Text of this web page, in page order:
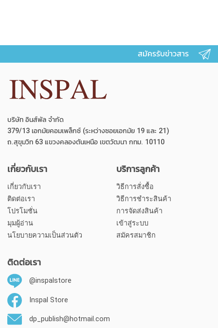
สมัครรับข่าวสาร
บริษัท อินส์พัล จำกัด
379/13 เอกมัยคอมเพล็กซ์ (ระหว่างซอยเอกมัย 19 และ 21)
ถ.สุขุมวิท 63 แขวงคลองตันเหนือ เขตวัฒนา กทม. 10110
เกี่ยวกับเรา
เกี่ยวกับเรา
ติดต่อเรา
โปรโมชั่น
มุมผู้อ่าน
นโยบายความเป็นส่วนตัว
บริการลูกค้า
วิธีการสั่งซื้อ
วิธีการชำระสินค้า
การจัดส่งสินค้า
เข้าสู่ระบบ
สมัครสมาชิก
ติดต่อเรา
@inspalstore
Inspal Store
dp_publish@hotmail.com